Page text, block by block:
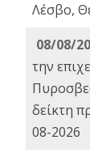
Λέσβο,
08/08/
την
δείκτη
08-2026